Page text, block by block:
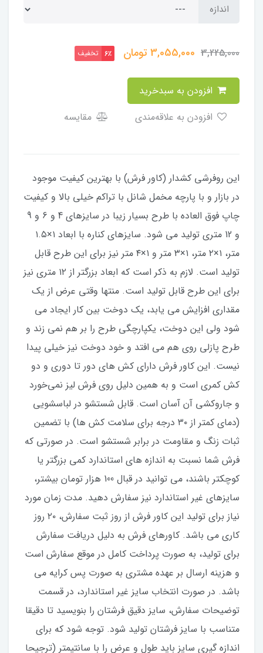
اندازه
3,225,000
3,055,000تومان 6٪ تخفیف
مقایسه
این روفرشی کشدار (کاور فرش) با بهترین کیفیت موجود
در بازار و با پارچه مخمل شانل با تراکم خیلی بالا و کیفیت
چاپ فوق العاده با طرح بسیار زیبا در سایزهای 4 و 6 و 9
و 12 متری تولید می شود. سایزهای کناره با ابعاد ۱×۱.۵
متر، ۱×۲ متر، ۱×۳ متر و ۱×۴ متر نیز برای این طرح قابل
تولید است. لازم به ذکر است که ابعاد بزرگتر از ۱۲ متری نیز
برای این طرح قابل تولید است. منتها وقتی عرض از یک
مقداری افزایش می یابد، یک دوخت بین کار ایجاد می
شود ولی این دوخت، یکپارچگی طرح را بر هم نمی زند و
طرح پازلی روی هم می افتد و خود دوخت نیز خیلی پیدا
نیست. این کاور فرش دارای کش های دور تا دوری و دو
کش کمری است و به همین دلیل روی فرش لیز نمی‌خورد
و جاروکشی آن آسان است. قابل شستشو در لباسشویی
(دمای کمتر از ۳۰ درجه برای سلامت کش ها) با تضمین
ثبات زنگ و مقاومت در برابر شستشو است. در صورتی که
فرش شما نسبت به اندازه های استاندارد کمی بزرگتر یا
کوچکتر باشند، می توانید در قبال 100 هزار تومان بیشتر،
سایزهای غیر استاندارد نیز سفارش دهید. مدت زمان مورد
نیاز برای تولید این کاور فرش از روز ثبت سفارش، ۲۰ روز
کاری می باشد. کاورهای فرش به دلیل دریافت سفارش
برای تولید، به صورت پرداخت کامل در موقع سفارش است
و هزینه ارسال بر عهده مشتری به صورت پس کرایه می
باشد. در صورت انتخاب سایز غیر استاندارد، در قسمت
توضیحات سفارش، سایز دقیق فرشتان را بنویسید تا دقیقا
متناسب با سایز فرشتان تولید شود. توجه شود که برای
اندازه گیری سایز باید طول و عرض را با سانتیمتر (ترجیحا